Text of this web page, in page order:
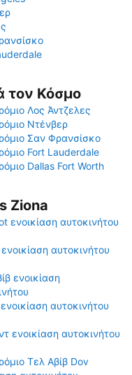
τον Κόσμο
Λος Άντζελες
Ντένβερ
Σαν Φρανσίσκο
Fort Lauderdale
Dallas Fort Worth
Ziona
ενοικίαση αυτοκινήτου
αυτοκινήτου
ενοικίαση
αυτοκινήτου
ενοικίαση αυτοκινήτου
Τελ Αβίβ Dov